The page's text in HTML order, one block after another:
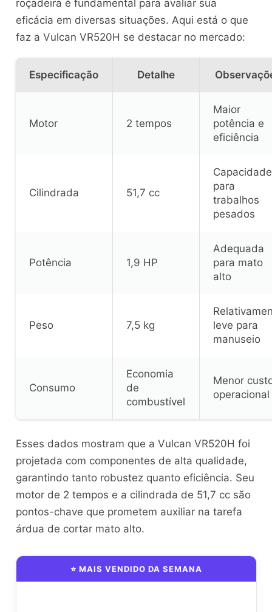
roçadeira é fundamental para avaliar sua
eficácia em diversas situações. Aqui está o que
faz a Vulcan VR520H se destacar no mercado:
Especificação Detalhe
Motor 2 tempos
Maior
potência e
eficiência
Cilindrada 51,7 cc
Capacidade
para
trabalhos
pesados
Potência 1,9 HP
Adequada
para mato
alto
Peso 7,5 kg
leve para
manuseio
Consumo
Economia
de
combustível
Menor
operacional
Esses dados mostram que a Vulcan VR520H foi
projetada com componentes de alta qualidade,
garantindo tanto robustez quanto eficiência. Seu
motor de 2 tempos e a cilindrada de 51,7 cc são
pontos-chave que prometem auxiliar na tarefa
árdua de cortar mato alto.
⭐ MAIS VENDIDO DA SEMANA